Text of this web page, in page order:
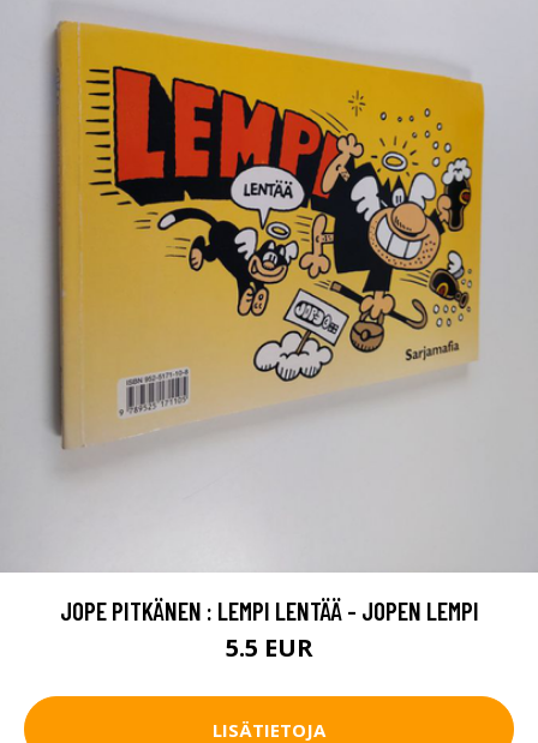
JOPE PITKÄNEN : LEMPI LENTÄÄ - JOPEN LEMPI
5.5 EUR
LISÄTIETOJA